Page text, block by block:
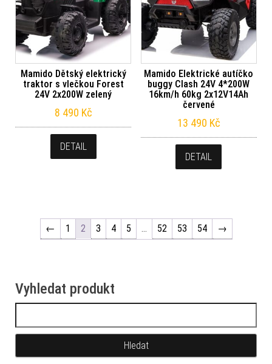
Mamido Dětský elektrický
traktor s vlečkou Forest
24V 2x200W zelený
8 490 Kč
DETAIL
Mamido Elektrické autíčko
buggy Clash 24V 4*200W
16km/h 60kg 2x12V14Ah
červené
13 490 Kč
DETAIL
← 1 2 3 4 5 … 52 53 54 →
Vyhledat produkt